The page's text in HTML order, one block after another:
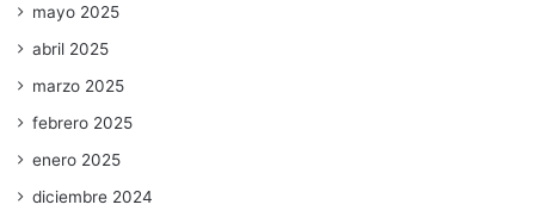
mayo 2025
abril 2025
marzo 2025
febrero 2025
enero 2025
diciembre 2024